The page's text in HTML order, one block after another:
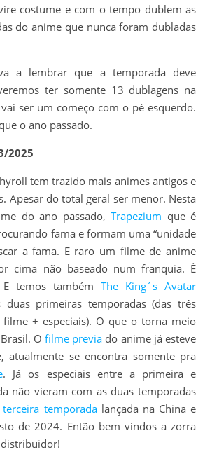
costume e com o tempo dublem as
do anime que nunca foram dubladas
a lembrar que a temporada deve
ter somente 13 dublagens na
ser um começo com o pé esquerdo.
o ano passado.
2025
tem trazido mais animes antigos e
Apesar do total geral ser menor. Nesta
do ano passado,Trapezium que é
fama e formam uma “unidade
a fama. E raro um filme de anime
cima não baseado num franquia. É
temos também The King´s Avatar
duas primeiras temporadas (das três
+ especiais). O que o torna meio
Ofilme previa do anime já esteve
atualmente se encontra somente pra
. Já os especiais entre a primeira e
não vieram com as duas temporadas
terceira temporadalançada na China e
de 2024. Então bem vindos a zorra